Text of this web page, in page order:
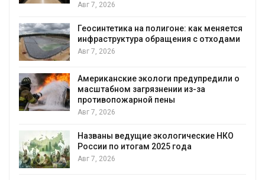
Авг 7, 2026
Геосинтетика на полигоне: как меняется
инфраструктура обращения с отходами
Авг 7, 2026
Американские экологи предупредили о
масштабном загрязнении из-за
противопожарной пены
Авг 7, 2026
Названы ведущие экологические НКО
России по итогам 2025 года
Авг 7, 2026